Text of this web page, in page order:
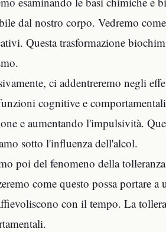
dal nostro corpo. Vedremo
Questa trasformazione
ci addentreremo negli
cognitive e
e aumentando l'impulsività.
sotto l'influenza dell'alcol.
poi del fenomeno della
come questo possa portare
con il tempo. La